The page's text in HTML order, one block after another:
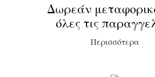
Δωρεάν
όλες τις
Περισσότερα